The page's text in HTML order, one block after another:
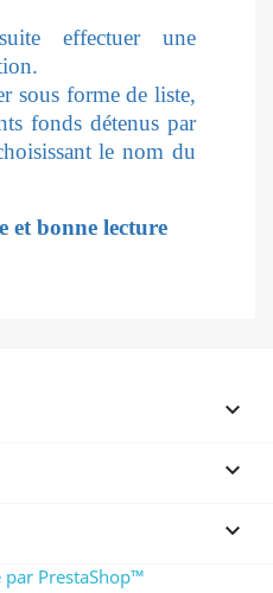
effectuer une
sous forme de liste,
fonds détenus par
le nom du
et bonne lecture



PrestaShop™